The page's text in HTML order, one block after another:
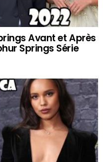
Avant et Après
Springs Série